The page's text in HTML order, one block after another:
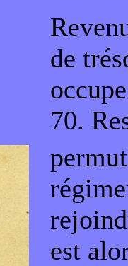
de
70.
est